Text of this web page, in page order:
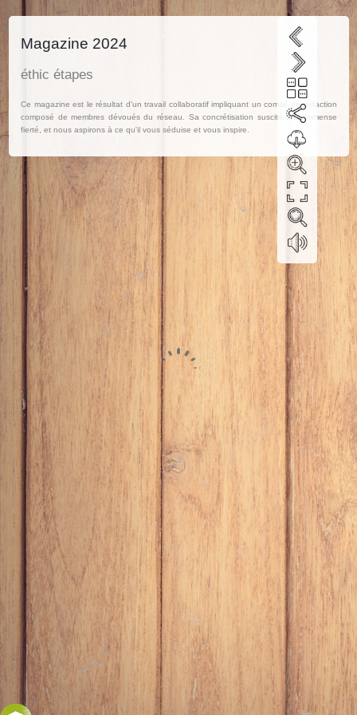
Magazine 2024
éthic étapes
Ce magazine est le résultat d'un travail collaboratif impliquant un comité de rédaction
composé de membres dévoués du réseau. Sa concrétisation suscite une immense
fierté, et nous aspirons à ce qu'il vous séduise et vous inspire.